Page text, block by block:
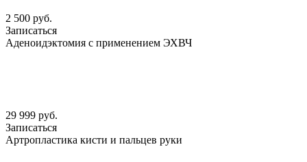
2 500 руб.
Записаться
Аденоидэктомия с применением ЭХВЧ
29 999 руб.
Записаться
Артропластика кисти и пальцев руки